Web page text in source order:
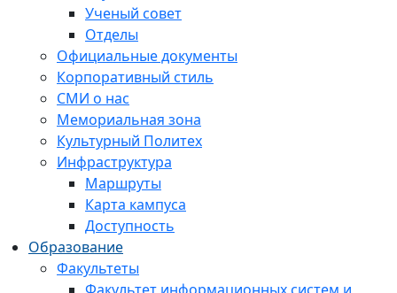
Ученый совет
Отделы
Официальные документы
Корпоративный стиль
СМИ о нас
Мемориальная зона
Культурный Политех
Инфраструктура
Маршруты
Карта кампуса
Доступность
Образование
Факультеты